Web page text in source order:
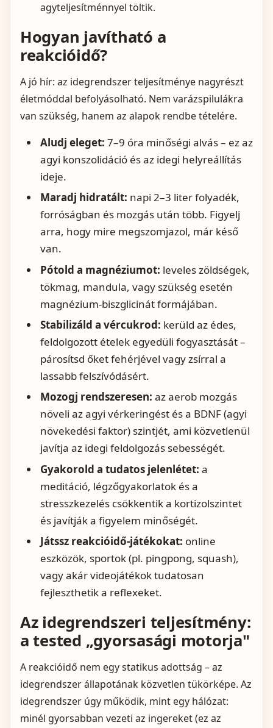
agyteljesítménnyel töltik.
Hogyan javítható a
reakcióidő?
A jó hír: az idegrendszer teljesítménye nagyrészt
életmóddal befolyásolható. Nem varázspilulákra
van szükség, hanem az alapok rendbe tételére.
Aludj eleget: 7–9 óra minőségi alvás – ez az
agyi konszolidáció és az idegi helyreállítás
ideje.
Maradj hidratált: napi 2–3 liter folyadék,
forróságban és mozgás után több. Figyelj
arra, hogy mire megszomjazol, már késő
van.
Pótold a magnéziumot: leveles zöldségek,
tökmag, mandula, vagy szükség esetén
magnézium-biszglicinát formájában.
Stabilizáld a vércukrod: kerüld az édes,
feldolgozott ételek egyedüli fogyasztását –
párosítsd őket fehérjével vagy zsírral a
lassabb felszívódásért.
Mozogj rendszeresen: az aerob mozgás
növeli az agyi vérkeringést és a BDNF (agyi
növekedési faktor) szintjét, ami közvetlenül
javítja az idegi feldolgozás sebességét.
Gyakorold a tudatos jelenlétet: a
meditáció, légzőgyakorlatok és a
stresszkezelés csökkentik a kortizolszintet
és javítják a figyelem minőségét.
Játssz reakcióidő-játékokat: online
eszközök, sportok (pl. pingpong, squash),
vagy akár videojátékok tudatosan
fejleszthetik a reflexeket.
Az idegrendszeri teljesítmény:
a tested „gyorsasági motorja"
A reakcióidő nem egy statikus adottság – az
idegrendszer állapotának közvetlen tükörképe. Az
idegrendszer úgy működik, mint egy hálózat:
minél gyorsabban vezeti az ingereket (ez az